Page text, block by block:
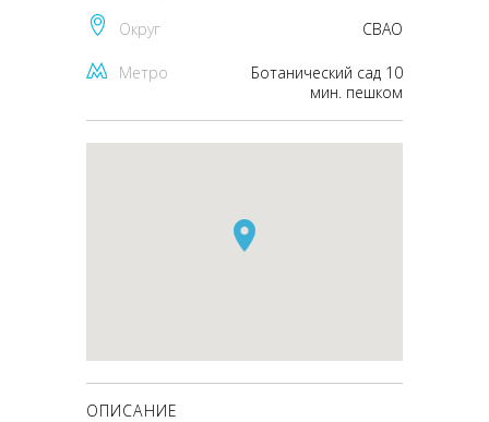
Округ CВАО
Метро
Ботанический сад 10
мин. пешком
ОПИСАНИЕ